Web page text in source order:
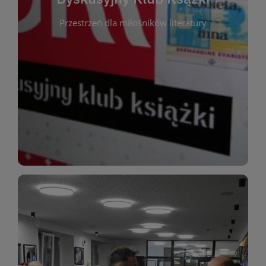
Przestrzeń dla miłośników literatury
Dyskusyjny Klub Ksążki
Dyskusyjny Klub Książki to przestrzeń dla
miłośników literatury, którzy lubią dzielić się
opiniami i emocjami po lekturze. Spotykamy się
regularnie, by rozmawiać o wybranych tytułach z
różnych gatunków literackich. Każde spotkanie to
okazja do inspirującej dyskusji, wymiany
miłośników estetycznych doznań!
WIĘCEJ